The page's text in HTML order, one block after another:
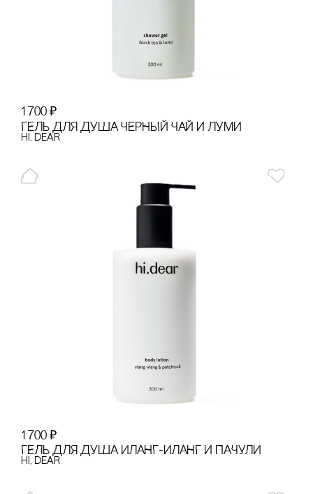
1 700 ₽
ГЕЛЬ ДЛЯ ДУША ЧЕРНЫЙ ЧАЙ И ЛУМИ
hi, dear
1 700 ₽
ГЕЛЬ ДЛЯ ДУША ИЛАНГ-ИЛАНГ И ПАЧУЛИ
hi, dear